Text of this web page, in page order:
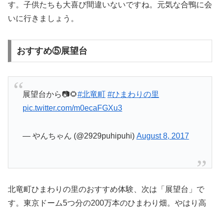
す。子供たちも大喜び間違いないですね。元気な合鴨に会
いに行きましょう。
おすすめ⑤展望台
展望台から📷🌻#北竜町 #ひまわりの里
pic.twitter.com/m0ecaFGXu3
— やんちゃん (@2929puhipuhi) August 8, 2017
北竜町ひまわりの里のおすすめ体験、次は「展望台」で
す。東京ドーム5つ分の200万本のひまわり畑。やはり高